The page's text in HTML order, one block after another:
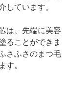
しています。
は、先端に美容
ることができま
さふさのまつ毛
す。